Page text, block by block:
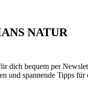
NATUR
dich bequem per
und spannende Tipps für